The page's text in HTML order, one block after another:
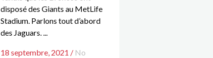
disposé des Giants au MetLife
Stadium. Parlons tout d’abord
des Jaguars. ...
18 septembre, 2021 / No